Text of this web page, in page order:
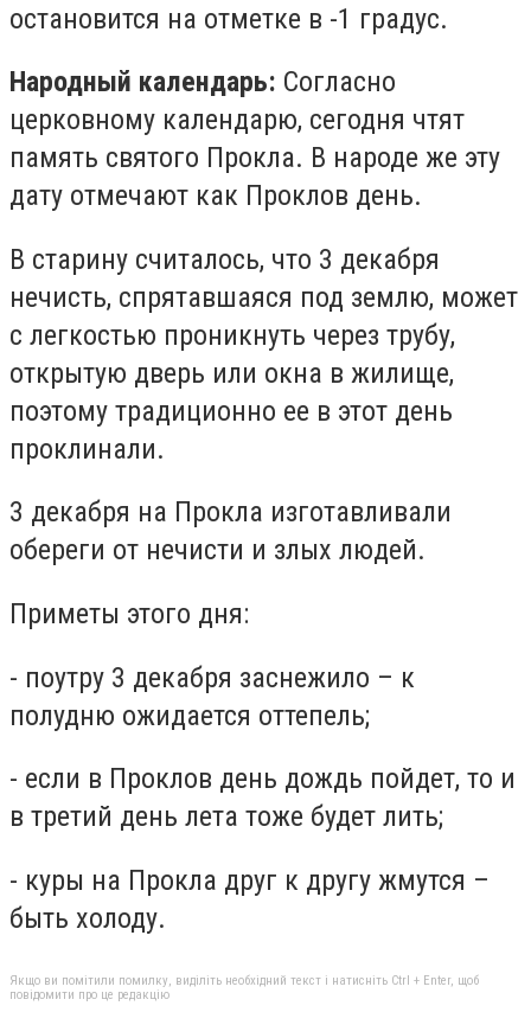
остановится на отметке в -1 градус.
Народный календарь: Согласно
церковному календарю, сегодня чтят
память святого Прокла. В народе же эту
дату отмечают как Проклов день.
В старину считалось, что 3 декабря
нечисть, спрятавшаяся под землю, может
с легкостью проникнуть через трубу,
открытую дверь или окна в жилище,
поэтому традиционно ее в этот день
проклинали.
3 декабря на Прокла изготавливали
обереги от нечисти и злых людей.
Приметы этого дня:
- поутру 3 декабря заснежило – к
полудню ожидается оттепель;
- если в Проклов день дождь пойдет, то и
в третий день лета тоже будет лить;
- куры на Прокла друг к другу жмутся –
быть холоду.
Якщо ви помітили помилку, виділіть необхідний текст і натисніть Ctrl + Enter, щоб
повідомити про це редакцію